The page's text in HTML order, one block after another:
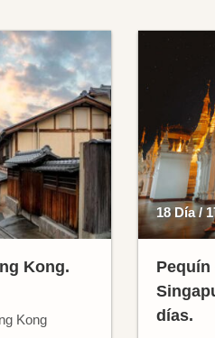
Kong.
Kong
18 Día /
Pequín
días.